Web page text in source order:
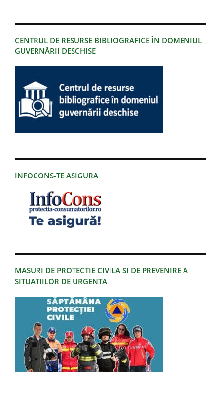
CENTRUL DE RESURSE BIBLIOGRAFICE ÎN DOMENIUL
GUVERNĂRII DESCHISE
INFOCONS-TE ASIGURA
MASURI DE PROTECTIE CIVILA SI DE PREVENIRE A
SITUATIILOR DE URGENTA